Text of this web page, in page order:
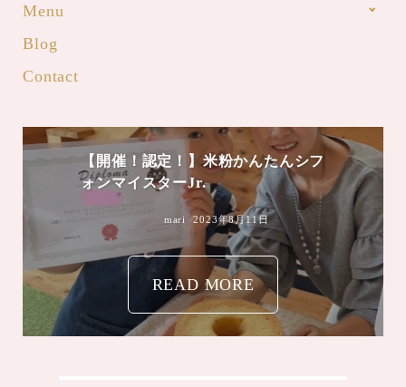
Menu
Blog
Contact
【開催！認定！】米粉かんたんシフ
ォンマイスターJr.
mari 2023年8月11日
READ MORE